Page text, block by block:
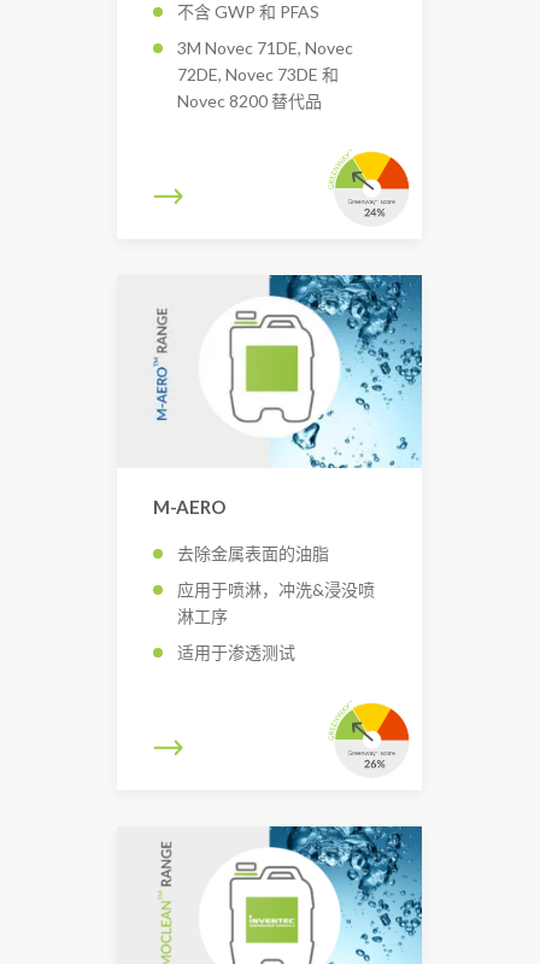
不含 GWP 和 PFAS
3M Novec 71DE, Novec
72DE, Novec 73DE 和
Novec 8200 替代品
M-AERO
去除金属表面的油脂
应用于喷淋，冲洗&浸没喷
淋工序
适用于渗透测试